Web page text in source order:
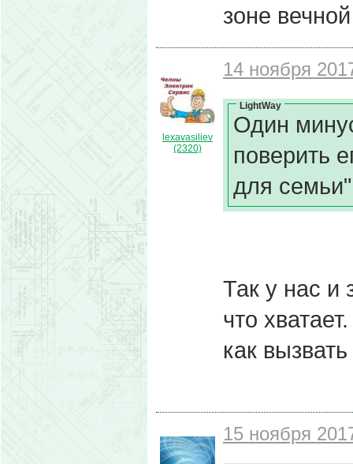
зоне
lexavasiliev
(2320)
14 ноября
LightWay
Один
поверить
для семьи"
Так у нас и
что
как
15 ноября